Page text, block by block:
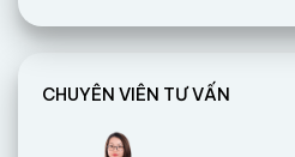
CHUYÊN VIÊN TƯ VẤN